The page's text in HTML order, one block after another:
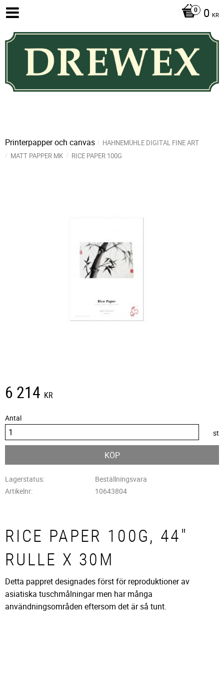
0 KR
Printerpapper och canvas
HAHNEMÜHLE DIGITAL FINE ART
MATT PAPPER MK
RICE PAPER 100G
6 214 KR
Antal
st
KÖP
Lagerstatus
Beställningsvara
Artikelnr
10643804
RICE PAPER 100G, 44"
RULLE X 30M
Detta pappret designades först för reproduktioner av
asiatiska tuschmålningar men har många
användningsområden eftersom det är så tunt.